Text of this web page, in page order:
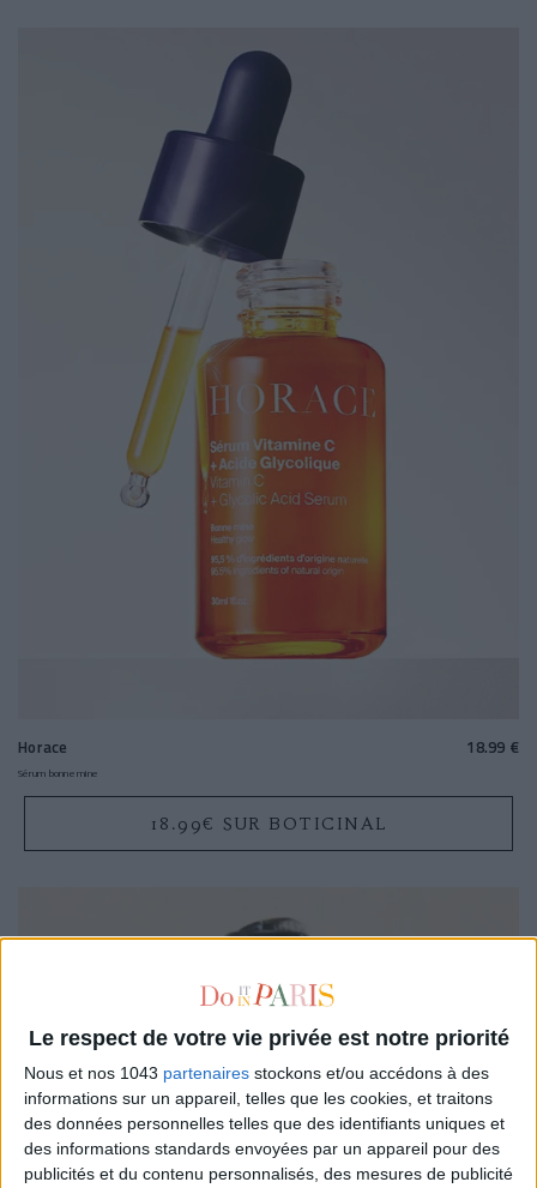
Le respect de votre vie privée est notre priorité
Nous et nos 1043 partenaires stockons et/ou accédons à des
informations sur un appareil, telles que les cookies, et traitons
des données personnelles telles que des identifiants uniques et
des informations standards envoyées par un appareil pour des
publicités et du contenu personnalisés, des mesures de publicité
Horace 18.99 €
Sérum bonne mine
18.99€ SUR BOTICINAL